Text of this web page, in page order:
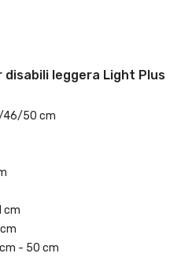
disabili leggera Light Plus
46/50 cm
cm
- 50 cm